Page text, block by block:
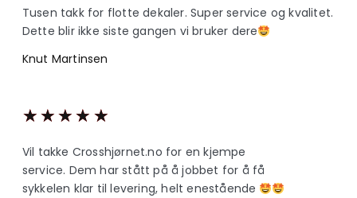
Tusen takk for flotte dekaler. Super service og kvalitet.
Dette blir ikke siste gangen vi bruker dere
Knut Martinsen
★ ★ ★ ★ ★
Vil takke Crosshjørnet.no for en kjempe
service. Dem har stått på å jobbet for å få
sykkelen klar til levering, helt enestående